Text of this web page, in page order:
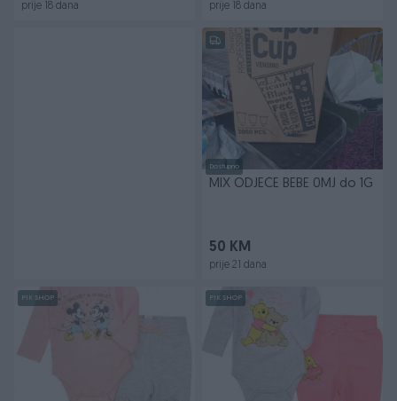
prije 18 dana prije 18 dana
Dostupno
MIX ODJEĆE BEBE 0MJ do 1G
50 KM
prije 21 dana
PIK SHOP PIK SHOP